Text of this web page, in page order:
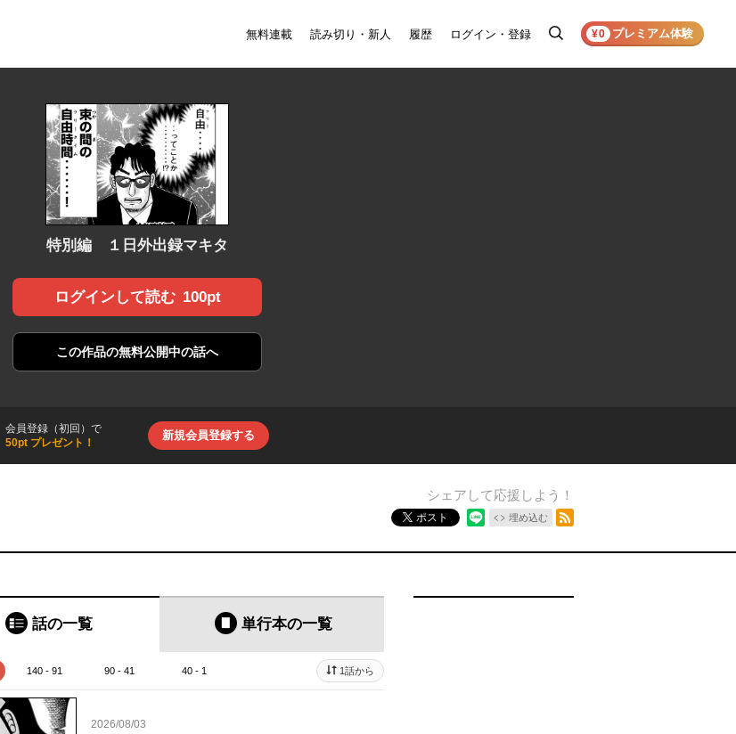
無料連載 読み切り・新人 履歴 ログイン・登録
検
¥0 プレミアム体験
特別編 １日外出録マキタ
ログインして読む 100pt
この作品の無料公開中の話へ
会員登録（初回）で
50pt プレゼント！
新規会員登録する
シェアして応援しよう！
ポスト 埋め込む
話の一覧 単行本の一覧
140 - 91 90 - 41 40 - 1 1話から
2026/08/03